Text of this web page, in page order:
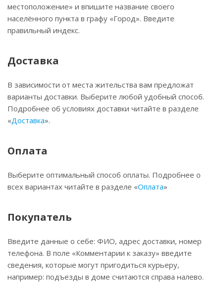
местоположение» и впишите название своего
населённого пункта в графу «Город». Введите
правильный индекс.
Доставка
В зависимости от места жительства вам предложат
варианты доставки. Выберите любой удобный способ.
Подробнее об условиях доставки читайте в разделе
«Доставка».
Оплата
Выберите оптимальный способ оплаты. Подробнее о
всех вариантах читайте в разделе «Оплата»
Покупатель
Введите данные о себе: ФИО, адрес доставки, номер
телефона. В поле «Комментарии к заказу» введите
сведения, которые могут пригодиться курьеру,
например: подъезды в доме считаются справа налево.